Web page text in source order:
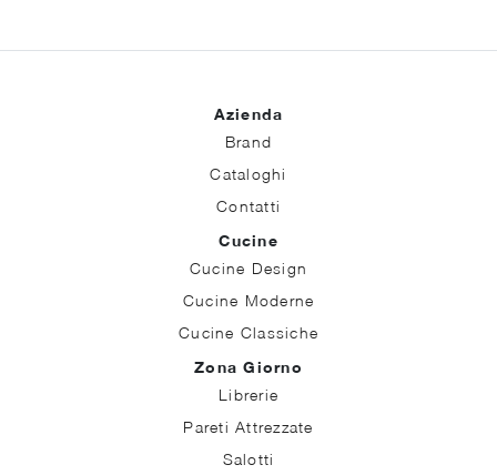
Azienda
Brand
Cataloghi
Contatti
Cucine
Cucine Design
Cucine Moderne
Cucine Classiche
Zona Giorno
Librerie
Pareti Attrezzate
Salotti